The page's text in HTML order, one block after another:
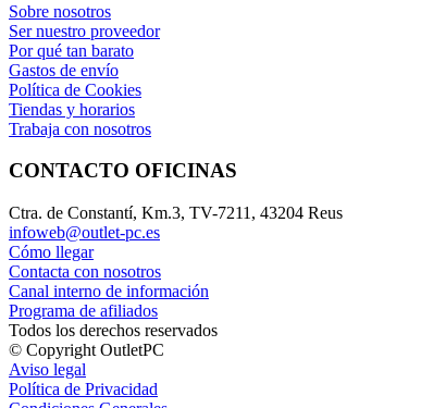
Sobre nosotros
Ser nuestro proveedor
Por qué tan barato
Gastos de envío
Política de Cookies
Tiendas y horarios
Trabaja con nosotros
CONTACTO OFICINAS
Ctra. de Constantí, Km.3, TV-7211, 43204 Reus
infoweb@outlet-pc.es
Cómo llegar
Contacta con nosotros
Canal interno de información
Programa de afiliados
Todos los derechos reservados
© Copyright OutletPC
Aviso legal
Política de Privacidad